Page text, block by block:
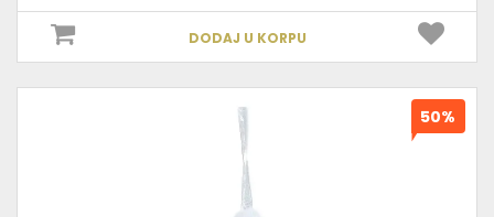
DODAJ U KORPU
50%